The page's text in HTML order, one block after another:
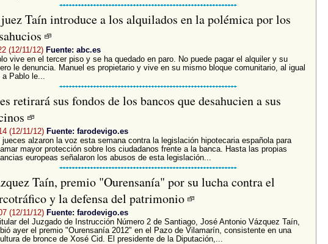
Taín introduce a los alquilados en la polémica por los
(12/11/12) Fuente: abc.es
vive en el tercer piso y se ha quedado en paro. No puede pagar el alquiler y su
le denuncia. Manuel es propietario y vive en su mismo bloque comunitario, al igual
a Pablo le...
retirará sus fondos de los bancos que desahucien a sus
(12/11/12) Fuente: farodevigo.es
jueces alzaron la voz esta semana contra la legislación hipotecaria española para
mayor protección sobre los ciudadanos frente a la banca. Hasta las propias
europeas señalaron los abusos de esta legislación...
Taín, premio "Ourensanía" por su lucha contra el
y la defensa del patrimonio
(12/11/12) Fuente: farodevigo.es
del Juzgado de Instrucción Número 2 de Santiago, José Antonio Vázquez Taín,
ayer el premio "Ourensanía 2012" en el Pazo de Vilamarín, consistente en una
de bronce de Xosé Cid. El presidente de la Diputación,...